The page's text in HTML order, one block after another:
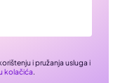
i pružanja usluga i
kolačića.